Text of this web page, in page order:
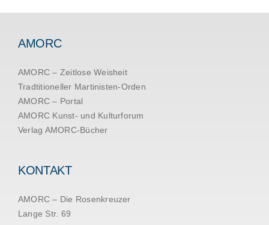
AMORC
AMORC – Zeitlose Weisheit
Tradtitioneller Martinisten-Orden
AMORC – Portal
AMORC Kunst- und Kulturforum
Verlag AMORC-Bücher
KONTAKT
AMORC – Die Rosenkreuzer
Lange Str. 69